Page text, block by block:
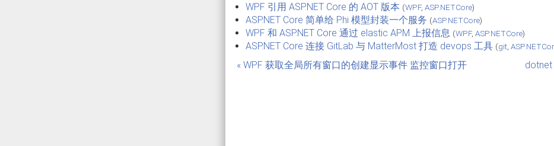
WPF 引用 ASP.NET Core 的 AOT 版本 (WPF, ASP.NETCore)
ASP.NET Core 简单给 Phi 模型封装一个服务 (ASP.NETCore)
WPF 和 ASP.NET Core 通过 elastic APM 上报信息 (WPF, ASP.NETCore)
ASP.NET Core 连接 GitLab 与 MatterMost 打造 devops 工具 (git,
« WPF 获取全局所有窗口的创建显示事件 监控窗口打开